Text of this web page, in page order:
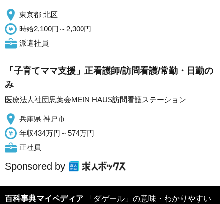
東京都 北区
時給2,100円～2,300円
派遣社員
「子育てママ支援」正看護師/訪問看護/常勤・日勤の
み
医療法人社団思葉会MEIN HAUS訪問看護ステーション
兵庫県 神戸市
年収434万円～574万円
正社員
Sponsored by
百科事典マイペディア 「ダゲール」の意味・わかりやすい